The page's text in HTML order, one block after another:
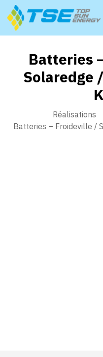
Batteries
Solaredge
Réalisations
Batteries – Froideville /